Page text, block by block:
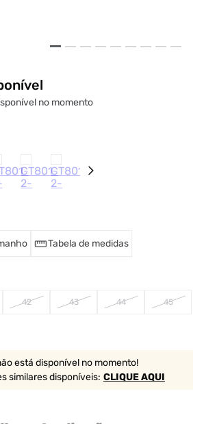
no momento
Tabela de medidas
42 43 44 45
está disponível no momento!
similaresdisponíveis: CLIQUE AQUI